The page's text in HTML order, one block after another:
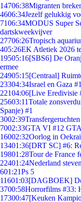
14706:38Migranten
4606:34Jezelf gelukkig
7106:34MODUS Super
dartskweekvijver
27706:26Tropisch
405:26EK Atletiek 2026
19505:16[SBS6] De
ermee
24905:15[Centraal]
23304:34Israel en Gaza
22104:06[Live Eredivisie
25603:11Totale
Spanje) #1
3002:39
7002:33GTA VI #12
16002:32Oorlog in
13401:36[DRT SC] #6:
19801:28Tour de France
22401:24Nederland
601:21Ps 5
11601:03[DAGBOEK]
3700:58Horrorfilms #33:
17300:47[Keuken